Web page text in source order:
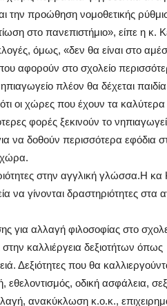
την προώθηση νομοθετικής
στο πανεπιστήμιο», είπε η κ.
όμως, «δεν θα είναι στο
αφορούν στο σχολείο
πλέον θα δέχεται
οι χώρες που έχουν τα
φορές ξεκινούν το
να δοθούν περισσότερα εφόδια
χώρα.
στην αγγλική γλώσσα.Η
να γίνονται δραστηριότητες στα
για αλλαγή φιλοσοφίας στο
καλλιέργεια δεξιοτήτων
Δεξιότητες που θα
εθελοντισμός, οδική ασφάλεια,
ανακύκλωση κ.ο.κ.,